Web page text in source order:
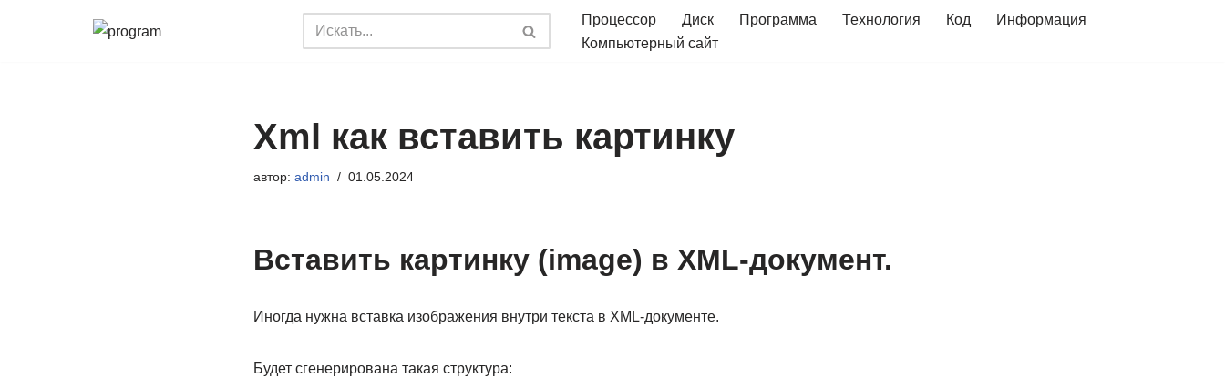
Процессор Диск Программа Технология Код
Информация
Компьютерный сайт
Xml как вставить картинку
автор: admin 01.05.2024
Вставить картинку (image) в XML-документ.
Иногда нужна вставка изображения внутри текста в XML-документе.
Будет сгенерирована такая структура: